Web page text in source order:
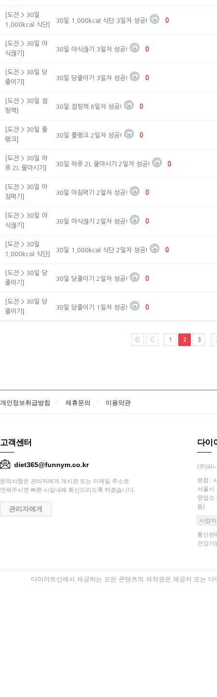
[도전 > 30일
1,000kcal 식단]
30일 1,000kcal 식단 3일차 성공! 0
[도전 > 30일 야
식끊기]
30일 야식끊기 3일차 성공! 0
[도전 > 30일 당
줄이기]
30일 당줄이기 3일차 성공! 0
[도전 > 30일 점
핑잭]
30일 점핑잭 6일차 성공! 0
[도전 > 30일 플
랭크]
30일 플랭크 2일차 성공! 0
[도전 > 30일 하
루 2L 물마시기]
30일 하루 2L 물마시기 2일차 성공! 0
[도전 > 30일 아
침먹기]
30일 아침먹기 2일차 성공! 0
[도전 > 30일 야
식끊기]
30일 야식끊기 2일차 성공! 0
[도전 > 30일
1,000kcal 식단]
30일 1,000kcal 식단 2일차 성공! 0
[도전 > 30일 당
줄이기]
30일 당줄이기 2일차 성공! 0
[도전 > 30일 당
줄이기]
30일 당줄이기 1일차 성공! 0
1 2 3
개인정보취급방침 제휴문의 이용약관
고객센터
diet365@funnym.co.kr
문의사항은 관리자에게 게시판 또는 이메일 주소로
연락주시면 빠른 시일내에 회신드리도록 하겠습니다.
관리자에게
다이
(주)퍼
본점 :
서울시
영업소
동)
사업
통신판
건강기
다이어트신에서 제공하는 모든 콘텐츠의 저작권은 제공처 또는